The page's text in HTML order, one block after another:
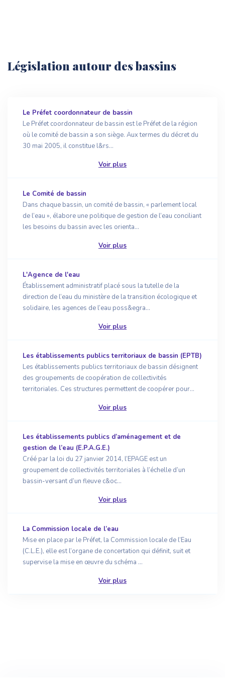
Législation autour des bassins
Le Préfet coordonnateur de bassin
Le Préfet coordonnateur de bassin est le Préfet de la région
où le comité de bassin a son siège. Aux termes du décret du
30 mai 2005, il constitue l&rs...
Voir plus
Le Comité de bassin
Dans chaque bassin, un comité de bassin, « parlement local
de l’eau », élabore une politique de gestion de l’eau conciliant
les besoins du bassin avec les orienta...
Voir plus
L'Agence de l'eau
Établissement administratif placé sous la tutelle de la
direction de l’eau du ministère de la transition écologique et
solidaire, les agences de l’eau poss&egra...
Voir plus
Les établissements publics territoriaux de bassin (EPTB)
Les établissements publics territoriaux de bassin désignent
des groupements de coopération de collectivités
territoriales. Ces structures permettent de coopérer pour...
Voir plus
Les établissements publics d’aménagement et de
gestion de l’eau (E.P.A.G.E.)
Créé par la loi du 27 janvier 2014, l’EPAGE est un
groupement de collectivités territoriales à l’échelle d’un
bassin-versant d’un fleuve c&oc...
Voir plus
La Commission locale de l’eau
Mise en place par le Préfet, la Commission locale de l’Eau
(C.L.E.), elle est l’organe de concertation qui définit, suit et
supervise la mise en œuvre du schéma ...
Voir plus